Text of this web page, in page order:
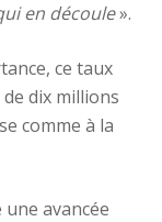
en découle».
ce taux
dix millions
comme à la
avancée